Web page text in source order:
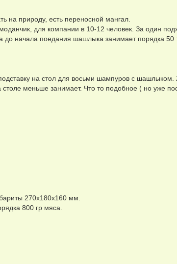
на природу, есть переносной мангал.
для компании в 10-12 человек. За один
до начала поедания шашлыка занимает порядка 50
на стол для восьми шампуров с
меньше занимает. Что то подобное ( но уже
270х180х160 мм.
800 гр мяса.